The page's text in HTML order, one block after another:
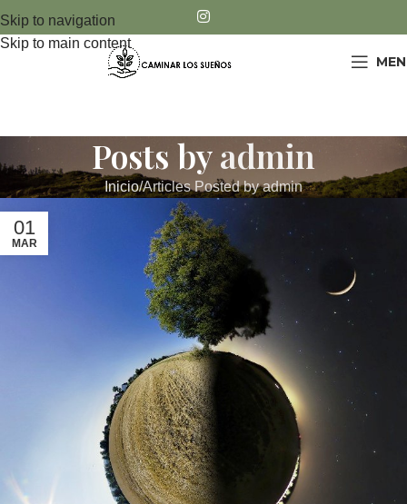
Skip to navigation
Skip to main content
Posts byadmin
Inicio Articles Posted by admin
01
MAR